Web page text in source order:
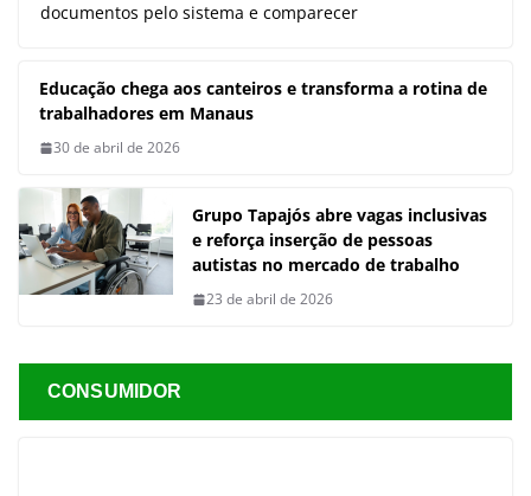
documentos pelo sistema e comparecer
Educação chega aos canteiros e
transforma a rotina de
Grupo Tapajós abre vagas inclusivas
e reforça inserção de pessoas
autistas no mercado de trabalho
CONSUMIDOR